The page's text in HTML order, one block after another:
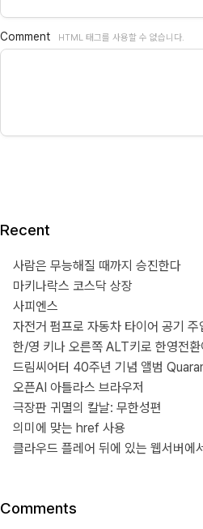
Comment HTML 태그를 사용할 수 없습니다.
Recent
사람은 무능해질 때까지 승진한다
마키나락스 코스닥 상장
사피엔스
자전거 펌프로 자동차 타이어 공기 주
한/영 키나 오른쪽 ALT키로 한영전환
드림씨어터 40주년 기념 앨범
오픈AI 아틀라스 브라우저
극장판 귀멸의 칼날: 무한성편
의미에 맞는 href 사용
클라우드 플레어 뒤에 있는 웹서버에
Comments